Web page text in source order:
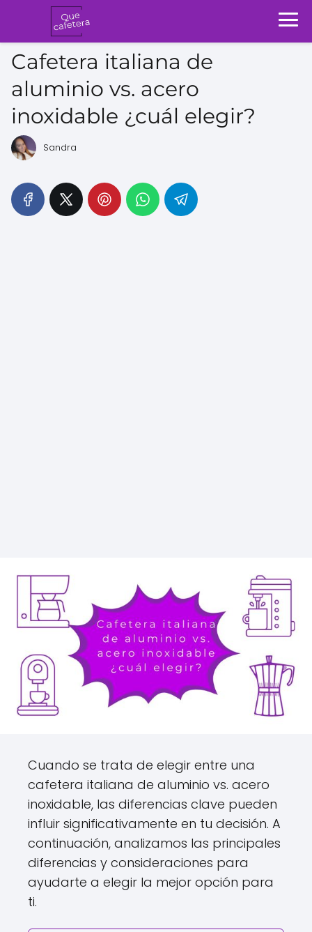
Cafetera italiana de
aluminio vs. acero
inoxidable ¿cuál elegir?
Sandra
Cuando se trata de elegir entre una
cafetera italiana de aluminio vs. acero
inoxidable, las diferencias clave pueden
influir significativamente en tu decisión. A
continuación, analizamos las principales
diferencias y consideraciones para
ayudarte a elegir la mejor opción para
ti.